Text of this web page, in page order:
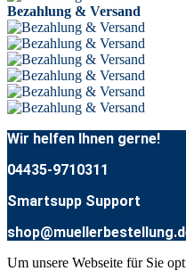
Bezahlung & Versand
Wir helfen Ihnen gerne!
04435-9710311
Smartsupp Support
Um unsere Webseite für Sie